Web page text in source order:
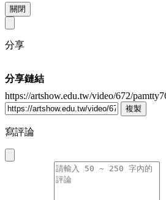
關閉
分享
分享鏈結
https://artshow.edu.tw/video/672/
複製
寫評論